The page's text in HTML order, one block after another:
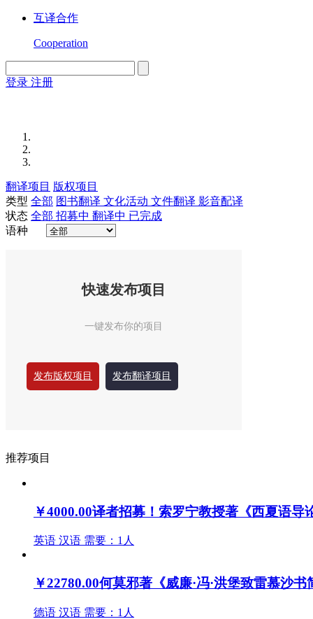
互译合作
Cooperation
登录 注册
翻译项目 版权项目
类型 全部 图书翻译 文化活动 文件翻译 影音配译
状态 全部 招募中 翻译中 已完成
语种
快速发布项目
一键发布你的项目
发布版权项目 发布翻译项目
推荐项目
￥4000.00译者招募！索罗宁教授著《西夏语导
英语 汉语 需要：1人
￥22780.00何莫邪著《威廉·冯·洪堡致雷慕沙
德语 汉语 需要：1人